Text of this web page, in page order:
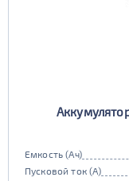
Емкость (Ач)
Пусковой ток (А)